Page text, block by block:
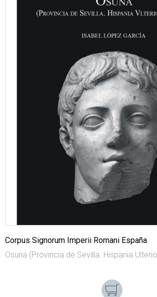
Corpus Signorum Imperii Romani España
Osuna (Provincia de Sevilla. Hispania